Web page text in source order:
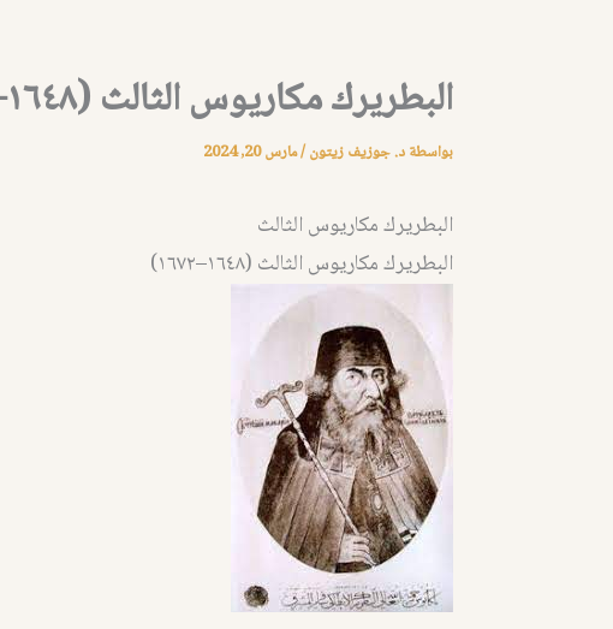
البطريرك مكاريوس الثالث (١٦٤٨–١٦٧٢)
بواسطةد. جوزيف زيتون/مارس 20, 2024
البطريرك مكاريوس الثالث
البطريرك مكاريوس الثالث (١٦٤٨–١٦٧٢)